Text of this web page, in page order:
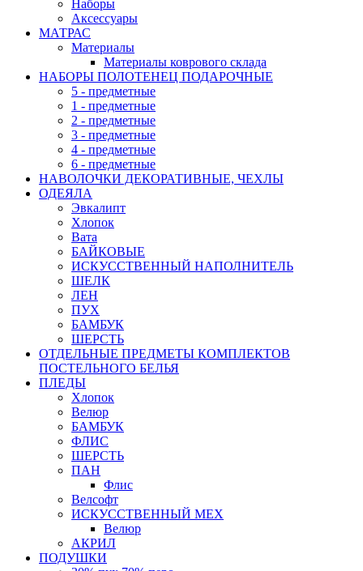
Наборы
Аксессуары
МАТРАС
Материалы
Материалы коврового склада
НАБОРЫ ПОЛОТЕНЕЦ ПОДАРОЧНЫЕ
5 - предметные
1 - предметные
2 - предметные
3 - предметные
4 - предметные
6 - предметные
НАВОЛОЧКИ ДЕКОРАТИВНЫЕ, ЧЕХЛЫ
ОДЕЯЛА
Эвкалипт
Хлопок
Вата
БАЙКОВЫЕ
ИСКУССТВЕННЫЙ НАПОЛНИТЕЛЬ
ШЕЛК
ЛЕН
ПУХ
БАМБУК
ШЕРСТЬ
ОТДЕЛЬНЫЕ ПРЕДМЕТЫ КОМПЛЕКТОВ
ПОСТЕЛЬНОГО БЕЛЬЯ
ПЛЕДЫ
Хлопок
Велюр
БАМБУК
ФЛИС
ШЕРСТЬ
ПАН
Флис
Велсофт
ИСКУССТВЕННЫЙ МЕХ
Велюр
АКРИЛ
ПОДУШКИ